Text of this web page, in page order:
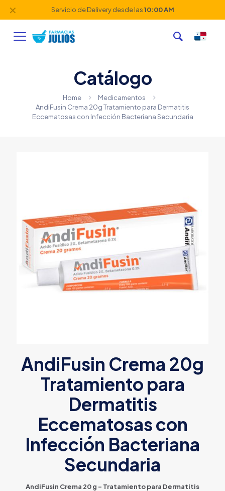
Servicio de Delivery desde las10:00 AM
✕
Catálogo
Home
Medicamentos
AndiFusin Crema 20g Tratamiento para Dermatitis
Eccematosas con Infección Bacteriana Secundaria
AndiFusin Crema 20g
Tratamiento para
Dermatitis
Eccematosas con
Infección Bacteriana
Secundaria
AndiFusin Crema 20 g – Tratamiento para Dermatitis